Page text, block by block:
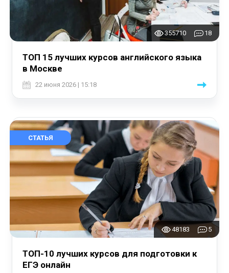
355710 18
ТОП 15 лучших курсов английского языка
в Москве
22 июня 2026 | 15:18
СТАТЬЯ
48183 5
ТОП-10 лучших курсов для подготовки к
ЕГЭ онлайн